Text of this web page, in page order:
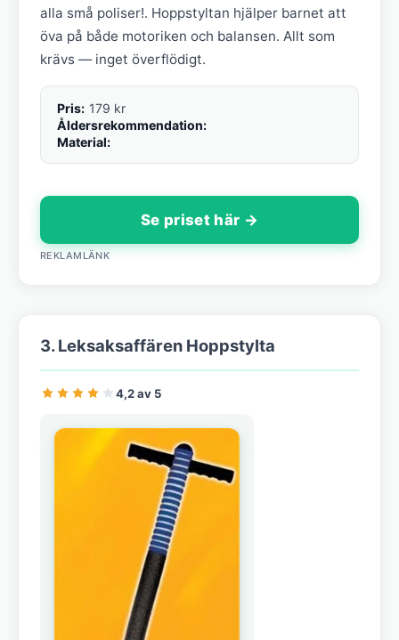
alla små poliser!. Hoppstyltan hjälper barnet att
öva på både motoriken och balansen. Allt som
krävs — inget överflödigt.
Pris: 179 kr
Åldersrekommendation:
Material:
Se priset här →
REKLAMLÄNK
3. Leksaksaffären Hoppstylta
4,2 av 5